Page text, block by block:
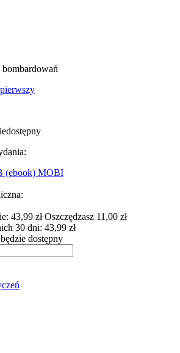
(ebook) MOBI
43,99 złOszczędzasz 11,00 zł
30 dni: 43,99 zł
dostępny